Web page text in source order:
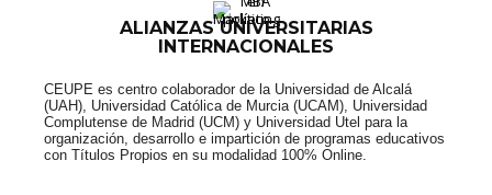
ALIANZAS UNIVERSITARIAS
INTERNACIONALES
CEUPE es centro colaborador de la Universidad de Alcalá
(UAH), Universidad Católica de Murcia (UCAM), Universidad
Complutense de Madrid (UCM) y Universidad Utel para la
organización, desarrollo e impartición de programas educativos
con Títulos Propios en su modalidad 100% Online.